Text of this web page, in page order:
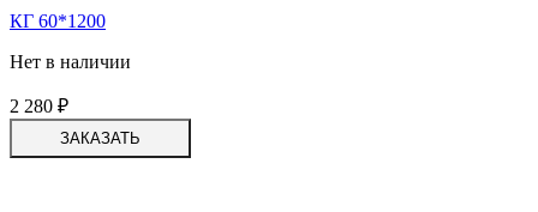
КГ 60*1200
Нет в наличии
2 280 ₽
ЗАКАЗАТЬ